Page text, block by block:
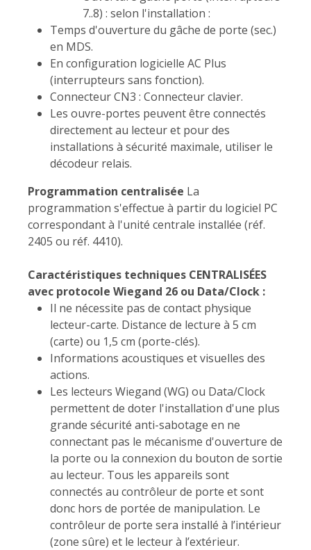
7..8) : selon l'installation :
Temps d'ouverture du gâche de porte (sec.)
en MDS.
En configuration logicielle AC Plus
(interrupteurs sans fonction).
Connecteur CN3 : Connecteur clavier.
Les ouvre-portes peuvent être connectés
directement au lecteur et pour des
installations à sécurité maximale, utiliser le
décodeur relais.
Programmation centralisée La
programmation s'effectue à partir du logiciel PC
correspondant à l'unité centrale installée (réf.
2405 ou réf. 4410).
Caractéristiques techniques CENTRALISÉES
avec protocole Wiegand 26 ou Data/Clock :
Il ne nécessite pas de contact physique
lecteur-carte. Distance de lecture à 5 cm
(carte) ou 1,5 cm (porte-clés).
Informations acoustiques et visuelles des
actions.
Les lecteurs Wiegand (WG) ou Data/Clock
permettent de doter l'installation d'une plus
grande sécurité anti-sabotage en ne
connectant pas le mécanisme d'ouverture de
la porte ou la connexion du bouton de sortie
au lecteur. Tous les appareils sont
connectés au contrôleur de porte et sont
donc hors de portée de manipulation. Le
contrôleur de porte sera installé à l’intérieur
(zone sûre) et le lecteur à l’extérieur.